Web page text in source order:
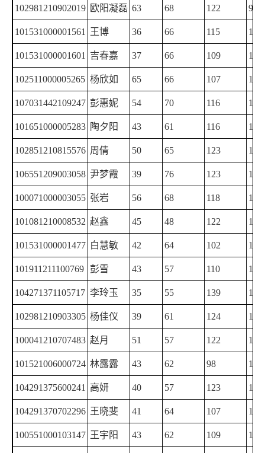
102981210902019 欧阳凝磊 63 68 122 98
101531000001561 王博 36 66 115 133
101531000001601 吉春嘉 37 66 109 137
102511000005265 杨欣如 65 66 107 111
107031442109247 彭惠妮 54 70 116 108
101651000005283 陶夕阳 43 61 116 128
102851210815576 周倩 50 65 123 110
106551209003058 尹梦霞 39 76 123 107
100071000003055 张岩 56 68 118 103
101081210008532 赵鑫 45 48 122 130
101531000001477 白慧敏 42 64 102 136
101911211100769 彭雪 43 57 110 134
104271371105717 李玲玉 35 55 139 114
102981210903305 杨佳仪 39 61 124 118
100041210707483 赵月 51 57 122 112
101521006000724 林露露 43 62 98 138
104291375600241 高妍 40 57 123 120
104291370702296 王晓斐 41 64 107 128
100551000103147 王宇阳 43 62 109 126